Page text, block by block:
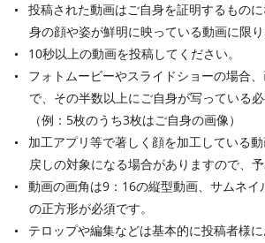
投稿された動画はご自身を証明するもの
身の顔や姿が鮮明に映っている動画に限り
10秒以上の動画を投稿してください。
フォトムービーやスライドショーの場合
で、その半数以上にご自身が写っている必
（例：5枚のうち3枚はご自身の画像）
加工アプリ等で著しく顔を加工している
戻しの対象になる場合がありますので、予
動画の画角は9：16の縦型動画、サムネ
の正方形が必須です。
テロップや編集などは基本的に投稿者様に